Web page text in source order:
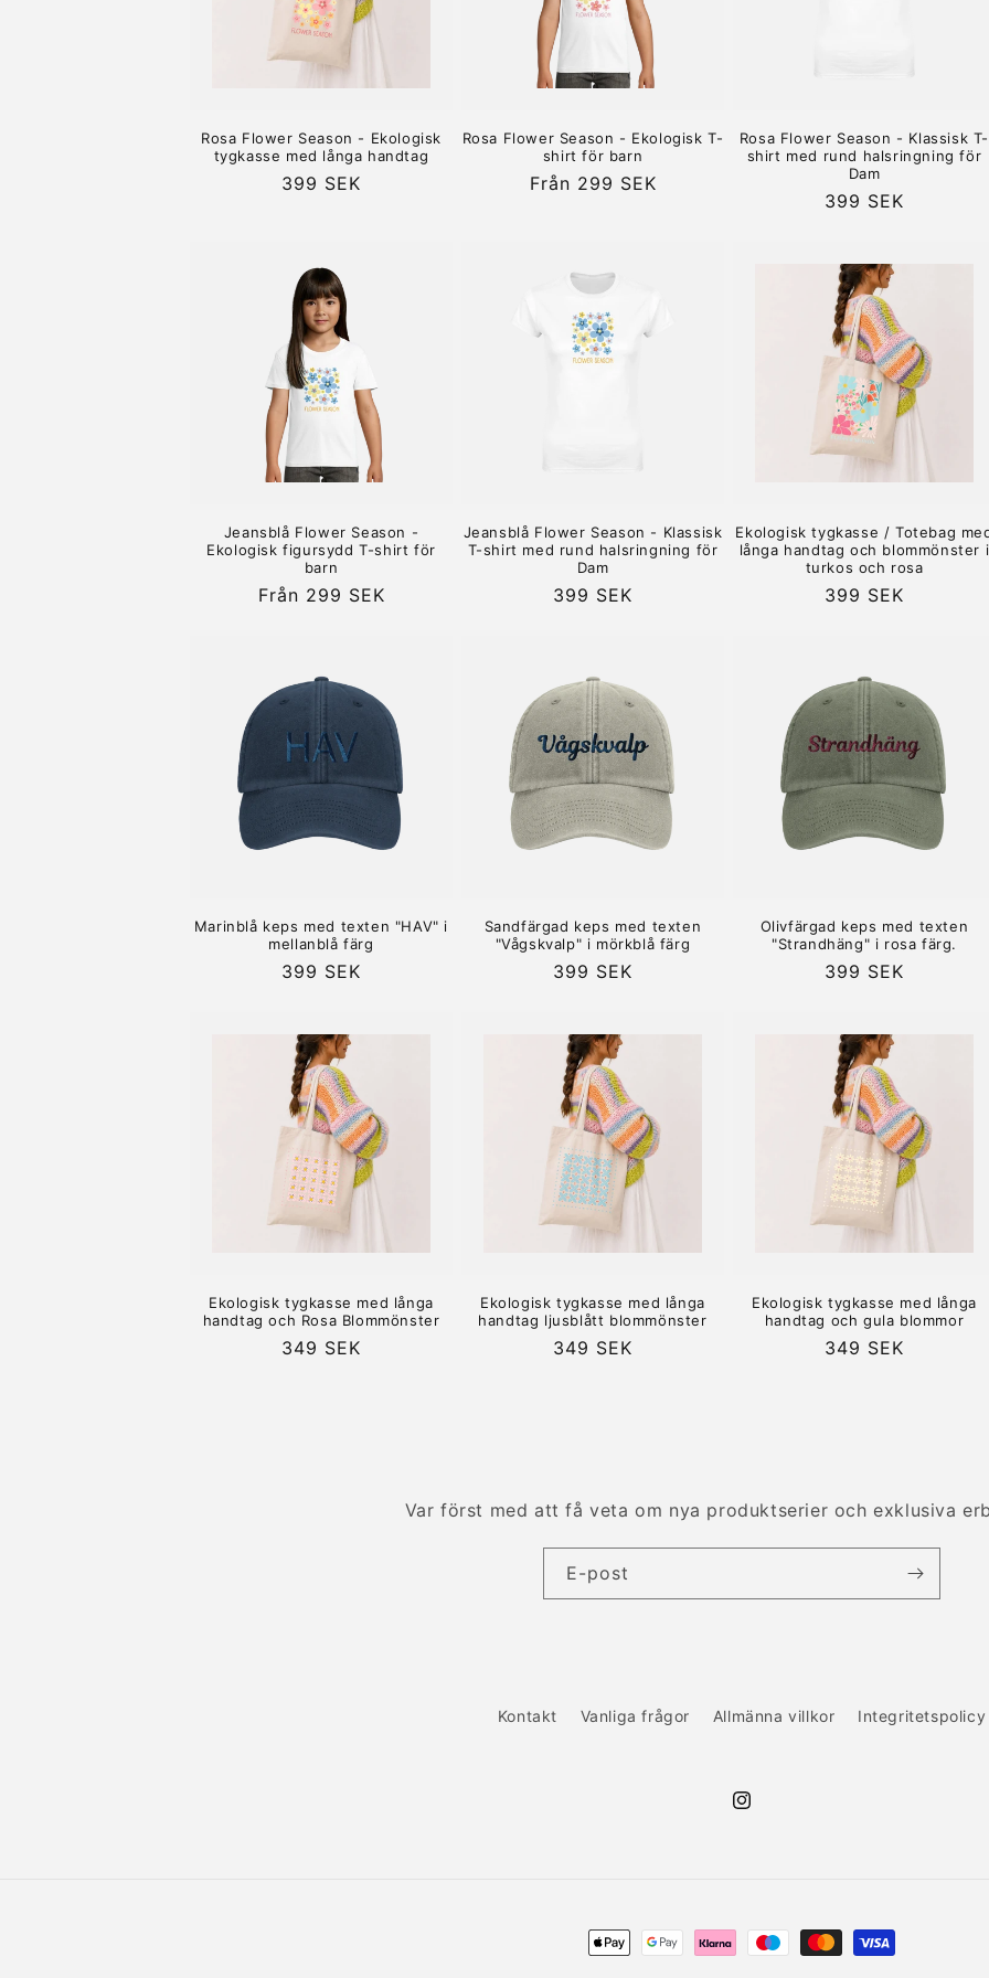
Rosa Flower Season - Ekologisk
tygkasse med långa handtag
Ordinarie
399 SEK
Rosa Flower Season - Ekologisk T-
shirt för barn
Ordinarie
Från 299 SEK
Rosa Flower Season - Klassisk T-
shirt med rund halsringning för
Dam
Ordinarie
399 SEK
Jeansblå Flower Season -
Ekologisk figursydd T-shirt för
barn
Ordinarie
Från 299 SEK
Jeansblå Flower Season - Klassisk
T-shirt med rund halsringning för
Dam
Ordinarie
399 SEK
Ekologisk tygkasse / Totebag
långa handtag och blommönster i
turkos och rosa
Ordinarie
399 SEK
Marinblå keps med texten "HAV" i
mellanblå färg
Ordinarie
399 SEK
Sandfärgad keps med texten
"Vågskvalp" i mörkblå färg
Ordinarie
399 SEK
Olivfärgad keps med texten
"Strandhäng" i rosa färg.
Ordinarie
399 SEK
Ekologisk tygkasse med långa
handtag och Rosa Blommönster
Ordinarie
349 SEK
Ekologisk tygkasse med långa
handtag ljusblått blommönster
Ordinarie
349 SEK
Ekologisk tygkasse med långa
handtag och gula blommor
Ordinarie
349 SEK
Var först med att få veta om nya produktserier och exklusiva
E-post
Kontakt Vanliga frågor Allmänna villkor Integritetspolicy
Instagram
Betalningsmetoder